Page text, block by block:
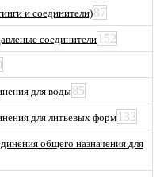
и соединители)87
соединители152
для воды85
для литьевых форм133
общего назначения для